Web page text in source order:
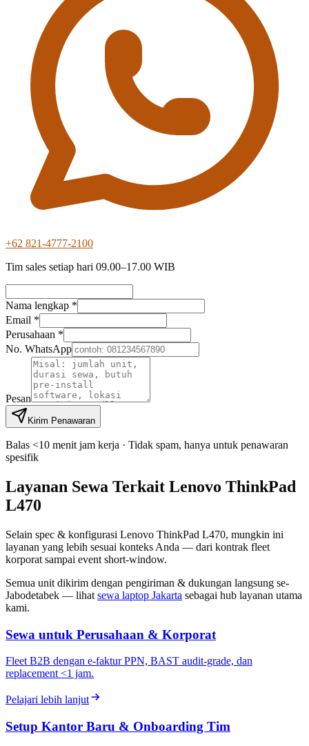
+62 821-4777-2100
Tim sales setiap hari 09.00–17.00 WIB
Nama lengkap *
Email *
Perusahaan *
No. WhatsApp
Pesan
Kirim Penawaran
Balas <10 menit jam kerja · Tidak spam, hanya untuk penawaran
spesifik
Layanan Sewa Terkait Lenovo ThinkPad
L470
Selain spec & konfigurasi Lenovo ThinkPad L470, mungkin ini
layanan yang lebih sesuai konteks Anda — dari kontrak fleet
korporat sampai event short-window.
Semua unit dikirim dengan pengiriman & dukungan langsung se-
Jabodetabek — lihat sewa laptop Jakarta sebagai hub layanan utama
kami.
Sewa untuk Perusahaan & Korporat
Fleet B2B dengan e-faktur PPN, BAST audit-grade, dan
replacement <1 jam.
Pelajari lebih lanjut
Setup Kantor Baru & Onboarding Tim